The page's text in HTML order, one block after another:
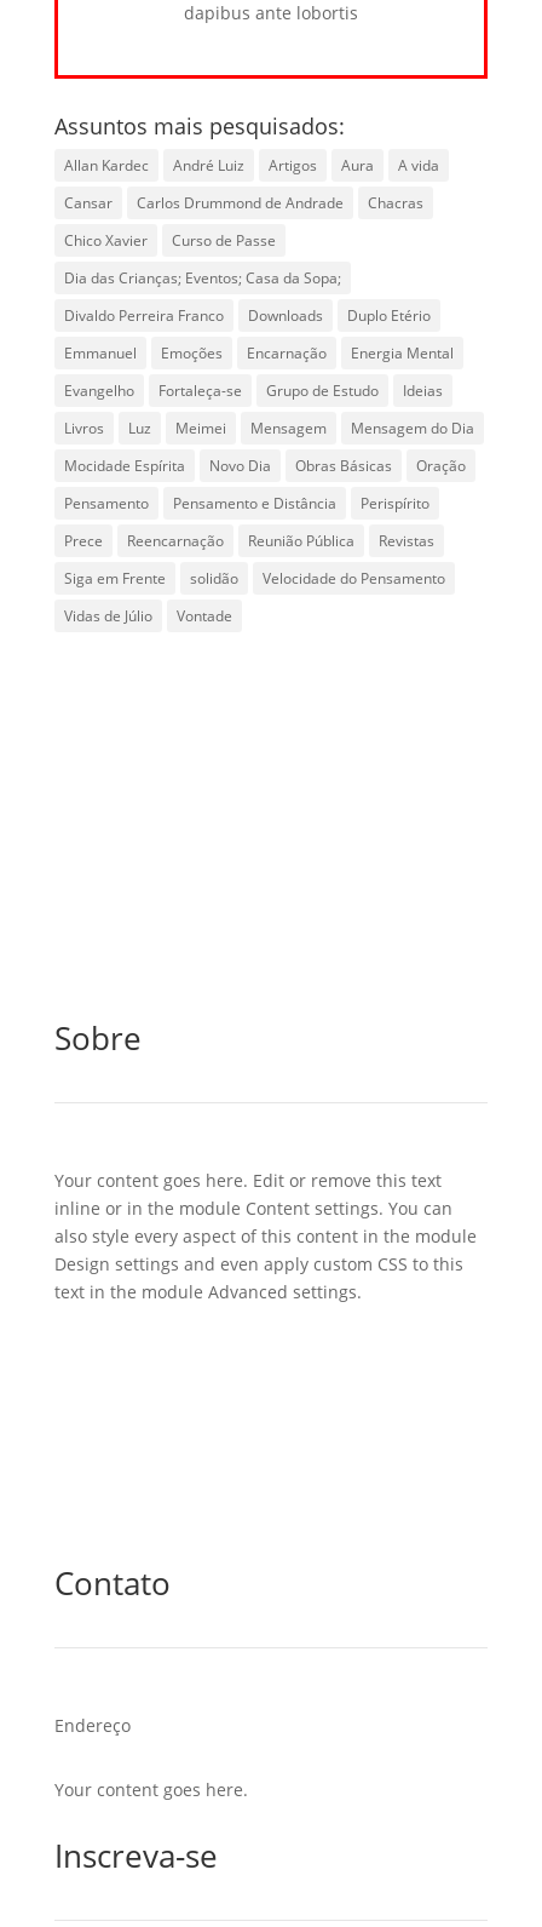
dapibus ante lobortis
Assuntos mais pesquisados:
Allan Kardec André Luiz Artigos Aura
A vida
Cansar
Carlos Drummond de Andrade
Chacras
Chico Xavier
Curso de Passe
Dia das Crianças; Eventos; Casa da Sopa;
Divaldo Perreira Franco
Downloads
Duplo Etério
Emmanuel
Emoções Encarnação
Energia Mental
Evangelho
Fortaleça-se Grupo de Estudo
Ideias
Livros
Luz Meimei Mensagem
Mensagem do Dia
Mocidade Espírita
Novo Dia Obras Básicas
Oração
Pensamento
Pensamento e Distância
Perispírito
Prece
Reencarnação Reunião Pública
Revistas
Siga em Frente
solidão
Velocidade do Pensamento
Vidas de Júlio
Vontade
Sobre
Your content goes here. Edit or remove this text
inline or in the module Content settings. You can
also style every aspect of this content in the module
Design settings and even apply custom CSS to this
text in the module Advanced settings.
Contato
Endereço
Your content goes here.
Inscreva-se